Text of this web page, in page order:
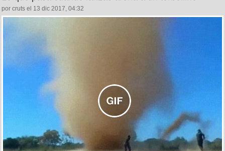
por cruts el 13 dic 2017, 04:32